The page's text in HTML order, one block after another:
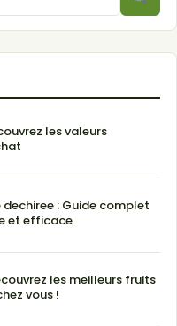
les valeurs
: Guide complet
et efficace
les meilleurs fruits
vous !